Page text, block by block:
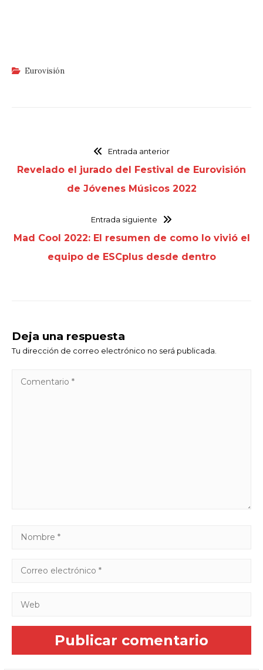
Eurovisión
Entrada anterior
Revelado el jurado del Festival de Eurovisión
de Jóvenes Músicos 2022
Entrada siguiente
Mad Cool 2022: El resumen de como lo vivió el
equipo de ESCplus desde dentro
Deja una respuesta
Tu dirección de correo electrónico no será publicada.